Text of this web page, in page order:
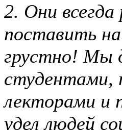
2. Они
поставить
грустно! Мы
студентами,
лекторами и
удел людей